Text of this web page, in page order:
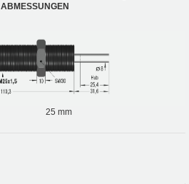
ABMESSUNGEN
25 mm